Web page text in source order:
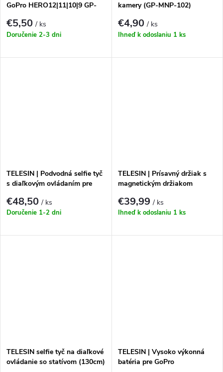
GoPro HERO12|11|10|9 GP-
€5,50/ ks
Doručenie 2-3 dni
kamery (GP-MNP-102)
€4,90/ ks
Ihneď k odoslaniu 1 ks
TELESIN | Podvodná selfie tyč
s diaľkovým ovládaním pre
€48,50/ ks
Doručenie 1-2 dni
TELESIN | Prísavný držiak s
magnetickým držiakom
€39,99/ ks
Ihneď k odoslaniu 1 ks
TELESIN selfie tyč na diaľkové
ovládanie so statívom (130cm)
TELESIN | Vysoko výkonná
batéria pre GoPro